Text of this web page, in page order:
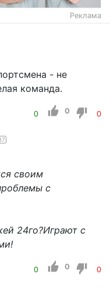
Реклама
- не
команда.
0 0 0
своим
с
24го?Играют с
0 0 0